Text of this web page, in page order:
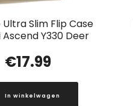
Ultra Slim Flip Case
Ascend Y330 Deer
€17.99
In winkelwagen